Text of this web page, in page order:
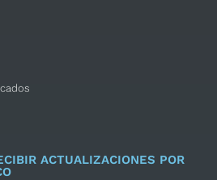
ACTUALIZACIONES POR